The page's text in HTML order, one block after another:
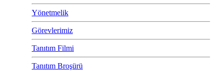
Yönetmelik
Görevlerimiz
Tanıtım Filmi
Tanıtım Broşürü